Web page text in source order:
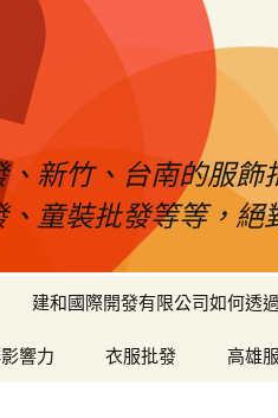
新竹、台南的服飾
童裝批發等等，絕
建和國際開發有限公司如何透
響力 衣服批發 高雄